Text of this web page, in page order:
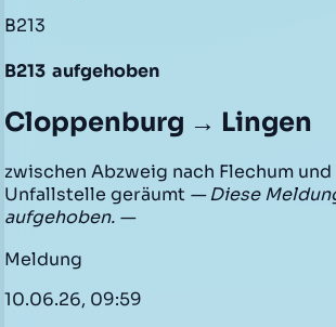
B213
B213 aufgehoben
Cloppenburg → Lingen
zwischen Abzweig nach Flechum
Unfallstelle geräumt — Diese
aufgehoben. —
Meldung
10.06.26, 09:59